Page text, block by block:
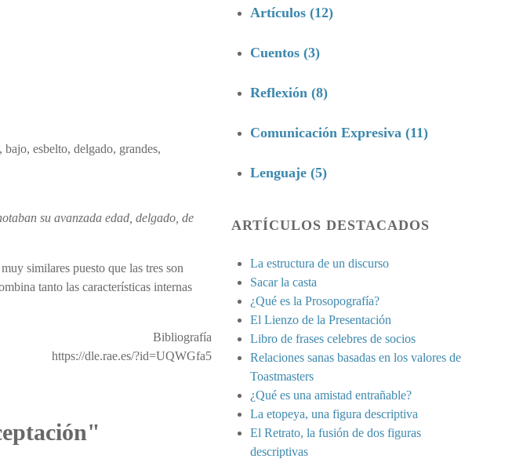
esbelto, delgado, grandes,
su avanzada edad, delgado, de
similares puesto que las tres son
tanto las características internas
Bibliografía
https://dle.rae.es/?id=UQWGfa5
Artículos (12)
Cuentos (3)
Reflexión (8)
Comunicación Expresiva (11)
Lenguaje (5)
ARTÍCULOS DESTACADOS
La estructura de un discurso
Sacar la casta
¿Qué es la Prosopografía?
El Lienzo de la Presentación
Libro de frases celebres de socios
Relaciones sanas basadas en los valores de
Toastmasters
¿Qué es una amistad entrañable?
La etopeya, una figura descriptiva
El Retrato, la fusión de dos figuras
descriptivas